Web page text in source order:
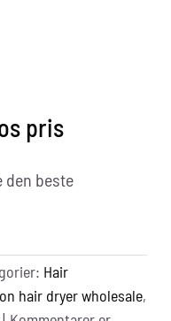
pris
den beste
Hair
hair dryer wholesale,